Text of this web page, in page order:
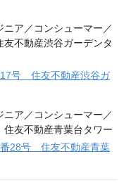
号 住友不動産渋谷ガ
28号 住友不動産青葉